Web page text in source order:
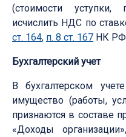
(стоимости
исчислить НДС по
ст. 164, п. 8 ст. 167 НК
Бухгалтерский учет
В бухгалтерском
имущество (работы,
признаются в составе
«Доходы